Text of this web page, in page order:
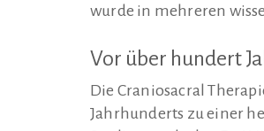
wurde in mehreren
Vor über hundert
Die Craniosacral
Jahrhunderts zu einer